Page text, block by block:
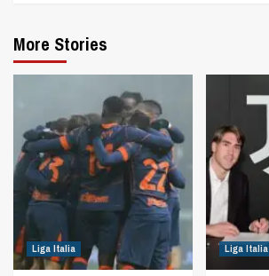
More Stories
Liga Italia Liga Italia